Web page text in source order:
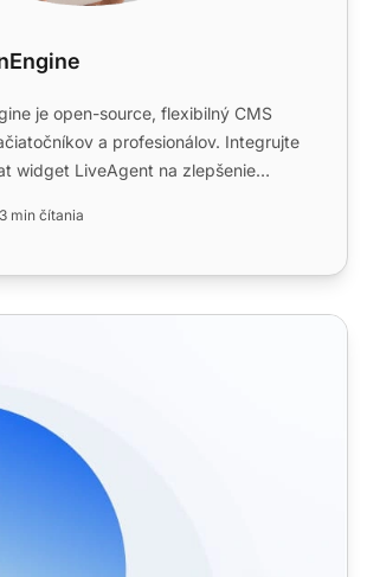
je open-source, flexibilný CMS
a profesionálov. Integrujte
widget LiveAgent na zlepšenie
3 min čítania
správu obsahu